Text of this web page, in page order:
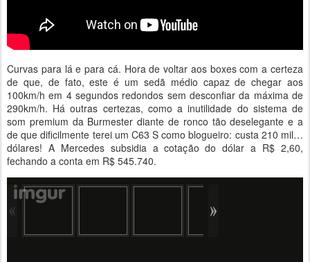
Curvas para lá e para cá. Hora de voltar aos boxes com a certeza
de que, de fato, este é um sedã médio capaz de chegar aos
100km/h em 4 segundos redondos sem desconfiar da máxima de
290km/h. Há outras certezas, como a inutilidade do sistema de
som premium da Burmester diante de ronco tão deselegante e a
de que dificilmente terei um C63 S como blogueiro: custa 210 mil…
dólares! A Mercedes subsidia a cotação do dólar a R$ 2,60,
fechando a conta em R$ 545.740.